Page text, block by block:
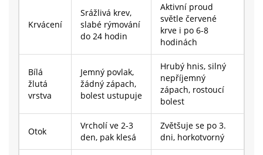
Krvácení
Srážlivá krev,
slabé rýmování
do 24 hodin
Aktivní proud
světle červené
krve i po 6-8
hodinách
Bílá
žlutá
vrstva
Jemný povlak,
žádný zápach,
bolest ustupuje
Hrubý hnis, silný
nepříjemný
zápach, rostoucí
bolest
Otok
Vrcholí ve 2-3
den, pak klesá
Zvětšuje se po 3.
dni, horkotvorný